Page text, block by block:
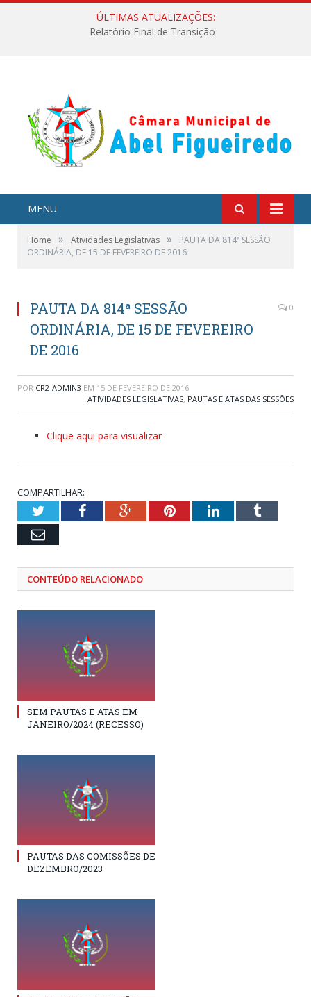
ÚLTIMAS ATUALIZAÇÕES:
Relatório Final de Transição
MENU
Home » Atividades Legislativas »
PAUTA DA 814ª SESSÃO
ORDINÁRIA, DE 15 DE FEVEREIRO DE 2016
PAUTA DA 814ª SESSÃO
ORDINÁRIA, DE 15 DE FEVEREIRO
DE 2016
0
POR CR2-ADMIN3 EM 15 DE FEVEREIRO DE 2016
ATIVIDADES LEGISLATIVAS, PAUTAS E ATAS DAS SESSÕES
Clique aqui para visualizar
COMPARTILHAR:
TwitterFacebookGoogle+PinterestLinkedInTumblr
Email
CONTEÚDO RELACIONADO
SEM PAUTAS E ATAS EM
JANEIRO/2024 (RECESSO)
PAUTAS DAS COMISSÕES DE
DEZEMBRO/2023